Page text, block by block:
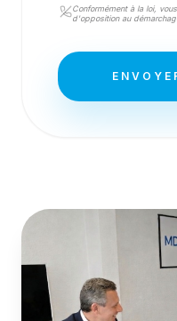
Conformément à la loi,
d'opposition au